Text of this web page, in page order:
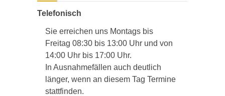
Telefonisch
Sie erreichen uns Montags bis
Freitag 08:30 bis 13:00 Uhr und von
14:00 Uhr bis 17:00 Uhr.
In Ausnahmefällen auch deutlich
länger, wenn an diesem Tag Termine
stattfinden.